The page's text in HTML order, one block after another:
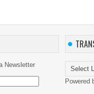
Newsletter
Powered